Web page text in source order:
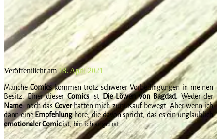
Veröffentlicht am18. April 2021
MancheComicskommen trotz schwerer Vorbedingungen in meinen
Besitz. Einer dieser ComicsistDie Löwen von Bagdad. Weder der
Name, noch dasCoverhätten mich zum Kauf bewegt. Aber wenn ich
dann eineEmpfehlunghöre, die davon spricht, das es ein unglaublich
emotionalerComicist, bin ich angefixt.